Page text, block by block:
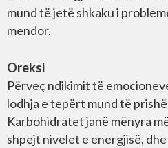
mund të jetë shkaku i
mendor.
Oreksi
Përveç ndikimit të
lodhja e tepërt mund të
Karbohidratet janë mënyra
shpejt nivelet e energjisë,